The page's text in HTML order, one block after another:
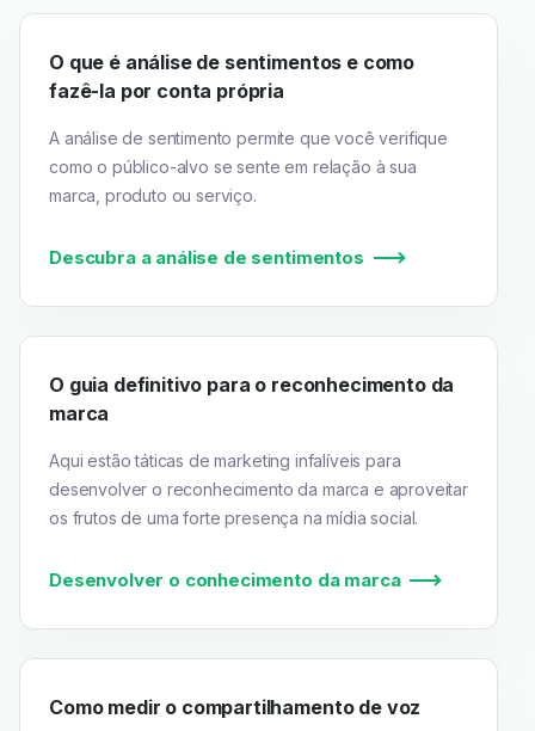
O que é análise de sentimentos e como
fazê-la por conta própria
A análise de sentimento permite que você verifique
como o público-alvo se sente em relação à sua
marca, produto ou serviço.
Descubra a análise de sentimentos
O guia definitivo para o reconhecimento da
marca
Aqui estão táticas de marketing infalíveis para
desenvolver o reconhecimento da marca e aproveitar
os frutos de uma forte presença na mídia social.
Desenvolver o conhecimento da marca
Como medir o compartilhamento de voz